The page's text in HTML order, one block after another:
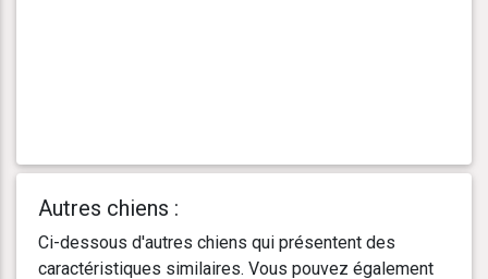
Autres chiens :
Ci-dessous d'autres chiens qui présentent des
caractéristiques similaires. Vous pouvez également